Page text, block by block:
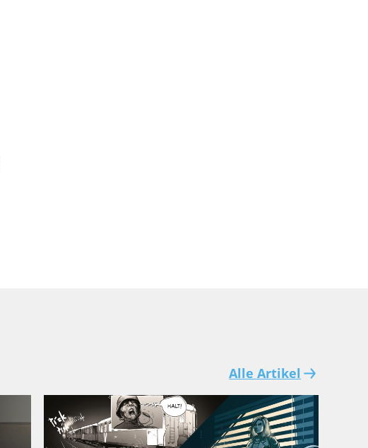
Alle Artikel